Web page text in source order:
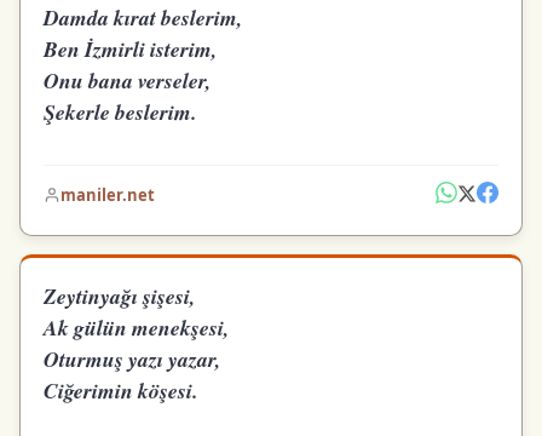
Damda kırat beslerim,
Ben İzmirli isterim,
Onu bana verseler,
Şekerle beslerim.
maniler.net
Zeytinyağı şişesi,
Ak gülün menekşesi,
Oturmuş yazı yazar,
Ciğerimin köşesi.